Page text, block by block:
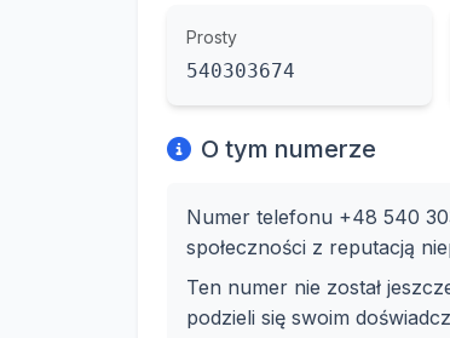
Prosty
540303674
O tym numerze
Numer telefonu +48 540
społeczności z reputacją
Ten numer nie został
podzieli się swoim